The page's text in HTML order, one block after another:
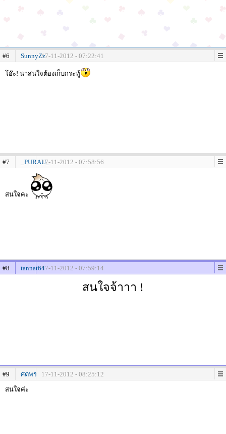
#6 SunnyZz17-11-2012 - 07:22:41
โอ๊ะ! น่าสนใจต้องเก็บกระทู้
#7 _PURAU_17-11-2012 - 07:58:56
สนใจคะ
#8 tannat6417-11-2012 - 07:59:14
สนใจจ้าาา !
#9 ศตพร
17-11-2012 - 08:25:12
สนใจค่ะ